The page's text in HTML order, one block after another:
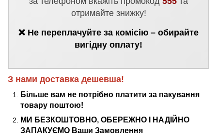
отримайте знижку!
❌ Не переплачуйте за комісію – обирайте
вигідну оплату!
З нами доставка дешевша!
Більше вам не потрібно платити за пакування
товару поштою!
МИ БЕЗКОШТОВНО, ОБЕРЕЖНО І НАДІЙНО
ЗАПАКУЄМО Ваши Замовлення